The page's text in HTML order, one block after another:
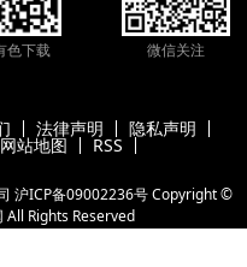
色下载 微信关注
法律声明 隐私声明
网站地图 RSS
沪ICP备09002236号Copyright ©
All Rights Reserved